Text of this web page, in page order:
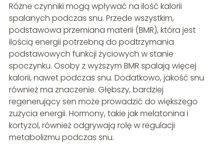
Różne czynniki mogą wpływać na ilość kalorii
spalanych podczas snu. Przede wszystkim,
podstawowa przemiana materii (BMR), która jest
ilością energii potrzebną do podtrzymania
podstawowych funkcji życiowych w stanie
spoczynku. Osoby z wyższym BMR spalają więcej
kalorii, nawet podczas snu. Dodatkowo, jakość snu
również ma znaczenie. Głębszy, bardziej
regenerujący sen może prowadzić do większego
zużycia energii. Hormony, takie jak melatonina i
kortyzol, również odgrywają rolę w regulacji
metabolizmu podczas snu.